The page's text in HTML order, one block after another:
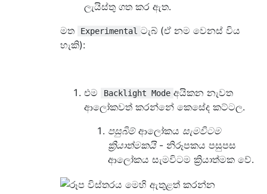
ලැයිස්තු ගත කර ඇත.
මත
Experimental ටැබ් (ඒ නම වෙනස් විය
හැකි):
එම Backlight Mode අයිකන නැවත
ආලෝකවත් කරන්නේ කෙසේද කට්ටල.
පසුබිම්ආලෝකය සැමවිටම
ක්‍රියාත්මකයි- නිරූපකය පසුපස
ආලෝකය සැමවිටම ක්‍රියාත්මක වේ.